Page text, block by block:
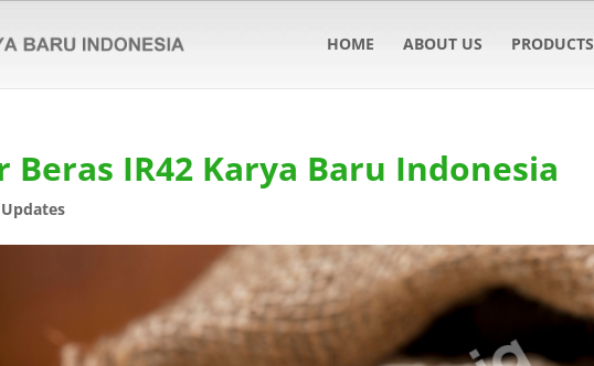
HOME ABOUT US PRODUCTS
IR42 Karya Baru Indonesia